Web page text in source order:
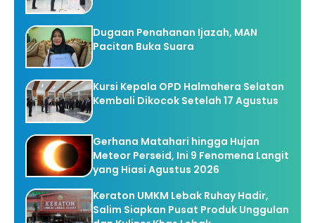
Dugaan Penahanan Ijazah, MAN
Pacitan Buka Suara
Kursi Kepala OPD Halmahera Selatan
Kembali Dikocok Setelah 17 Agustus
Gerhana Matahari hingga Hujan
Meteor Perseid, Ini 9 Fenomena Langit
yang Hiasi Agustus 2026
Keraton UMKM Lebak Ruhay Hadir,
Salim Siapkan Pusat Produk Unggulan